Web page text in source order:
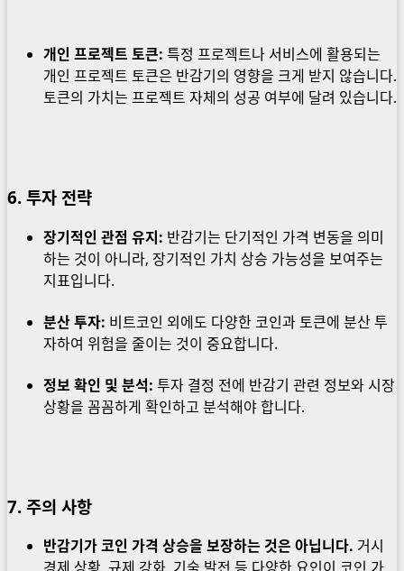
개인 프로젝트 토큰: 특정 프로젝트나 서비스에 활용되는
개인 프로젝트 토큰은 반감기의 영향을 크게 받지 않습니다.
토큰의 가치는 프로젝트 자체의 성공 여부에 달려 있습니다.
6. 투자 전략
장기적인 관점 유지: 반감기는 단기적인 가격 변동을 의미
하는 것이 아니라, 장기적인 가치 상승 가능성을 보여주는
지표입니다.
분산 투자: 비트코인 외에도 다양한 코인과 토큰에 분산 투
자하여 위험을 줄이는 것이 중요합니다.
정보 확인 및 분석: 투자 결정 전에 반감기 관련 정보와 시장
상황을 꼼꼼하게 확인하고 분석해야 합니다.
7. 주의 사항
반감기가 코인 가격 상승을 보장하는 것은 아닙니다. 거시